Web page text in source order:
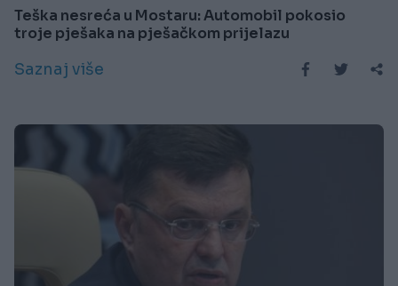
Teška nesreća u Mostaru: Automobil pokosio
troje pješaka na pješačkom prijelazu
Saznaj više